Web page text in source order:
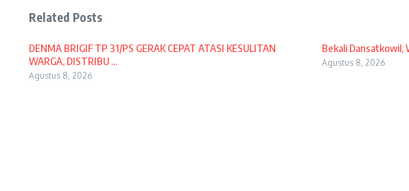
Related Posts
DENMA BRIGIF TP 31/PS GERAK CEPAT ATASI KESULITAN
WARGA, DISTRIBU ...
Agustus 8, 2026
Bekali Dansatkowil,
Agustus 8, 2026